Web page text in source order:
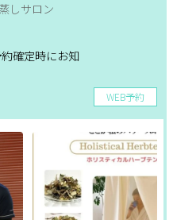
み
しサロン
WEB予約
確定時にお知
ア
フェムケア
ル ホワイトニング
ンド エイジングケア